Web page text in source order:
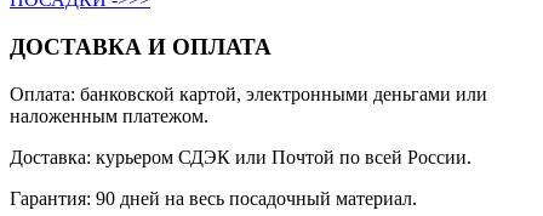
ДОСТАВКА И ОПЛАТА
Оплата: банковской картой, электронными деньгами или
наложенным платежом.
Доставка: курьером СДЭК или Почтой по всей России.
Гарантия: 90 дней на весь посадочный материал.